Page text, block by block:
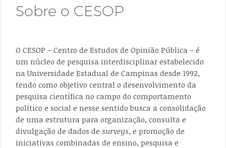
Sobre o CESOP
O CESOP – Centro de Estudos de Opinião Pública – é
um núcleo de pesquisa interdisciplinar estabelecido
na Universidade Estadual de Campinas desde 1992,
tendo como objetivo central o desenvolvimento da
pesquisa científica no campo do comportamento
político e social e nesse sentido busca a consolidação
de uma estrutura para organização, consulta e
divulgação de dados de surveys, e promoção de
iniciativas combinadas de ensino, pesquisa e